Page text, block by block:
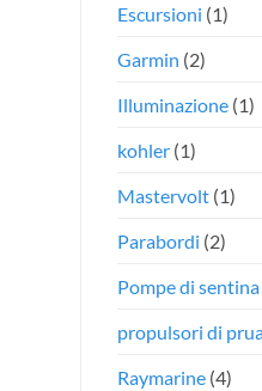
Escursioni (1)
Garmin (2)
Illuminazione(1)
kohler(1)
Mastervolt(1)
Parabordi (2)
Pompe di sentina
propulsori di
Raymarine(4)